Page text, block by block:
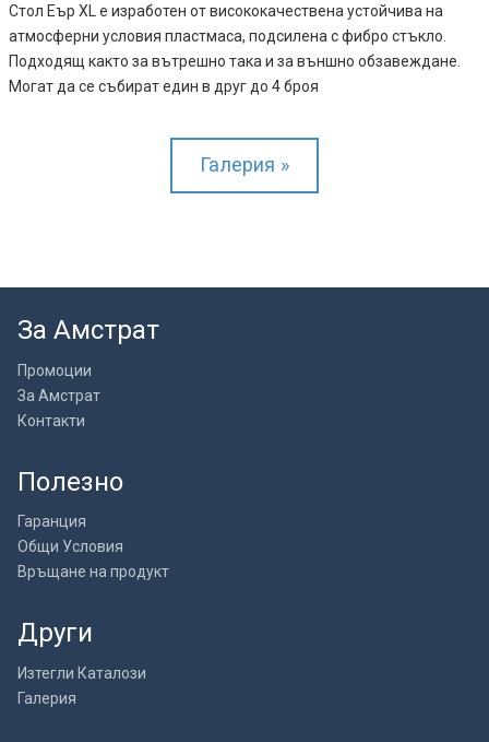
Стол Еър XL е изработен от висококачествена устойчива на
атмосферни условия пластмаса, подсилена с фибро стъкло.
Подходящ както за вътрешно така и за външно обзавеждане.
Могат да се събират един в друг до 4 броя
Галерия »
За Амстрат
Промоции
За Амстрат
Контакти
Полезно
Гаранция
Общи Условия
Връщане на продукт
Други
Изтегли Каталози
Галерия